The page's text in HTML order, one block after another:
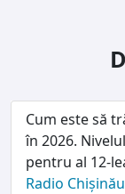
Cum este să
în 2026.
pentru al 12-
Radio Chișinău